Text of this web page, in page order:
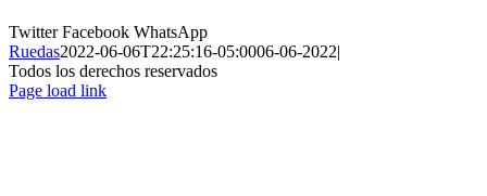
TwitterFacebook WhatsApp
Ruedas2022-06-06T22:25:16-05:0006-06-2022|
Todos los derechos reservados
Page load link